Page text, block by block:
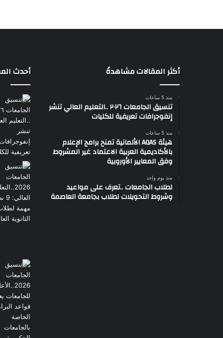
أكثر المقالات مشاهدةً
منذ 5 ساعات
تنسيق الجامعات ٢٠٢٦ ..التعليم العالي تنشر
إنفوجرافات تعريفية للكليات
منذ 5 ساعات
هيئة AQAS الألمانية تمنح برامج الإعلام
بالأكاديمية العربية الاعتماد غير المشروط
وفق المعايير الأوروبية
منذ يوم واحد
لطلاب الجامعات ..تعرف على مواعيد
وشروط التحويلات لطلاب بجامعة العاصمة
أحدث